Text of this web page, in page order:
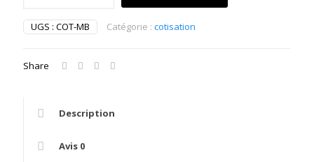
annuelle
membre
UGS : COT-MB Catégorie : cotisation
Share
Description
Avis 0